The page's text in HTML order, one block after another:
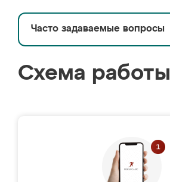
Часто задаваемые вопросы
Схема работы